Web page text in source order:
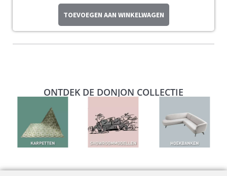
TOEVOEGEN AAN WINKELWAGEN
ONTDEK DE DONJON COLLECTIE